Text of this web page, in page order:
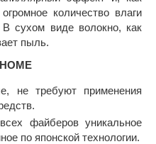
количество влаги
сухом виде волокно, как
пыль.
не требуют применения
файберов уникальное
по японской технологии.